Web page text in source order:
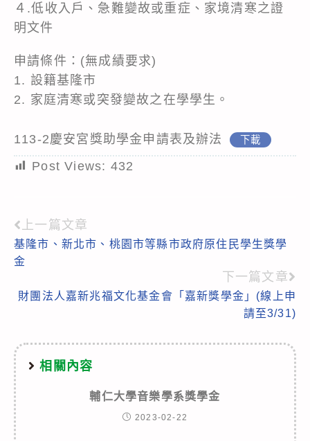
４.低收入戶、急難變故或重症、家境清寒之證
明文件
申請條件：(無成績要求)
1. 設籍基隆市
2. 家庭清寒或突發變故之在學學生。
113-2慶安宮獎助學金申請表及辦法 下載
Post Views: 432
Read
more
上一篇文章
基隆市、新北市、桃園市等縣市政府原住民學生獎學
金
下一篇文章
財團法人嘉新兆福文化基金會「嘉新獎學金」(線上申
請至3/31)
相關內容
輔仁大學音樂學系獎學金
2023-02-22